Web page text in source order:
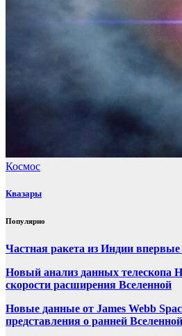
Космос
Квазары
Популярно
Частная ракета из Индии
Новый анализ данных телескопа
скорости расширения Вселенной
Новые данные от James Webb
представления о ранней Вселенной